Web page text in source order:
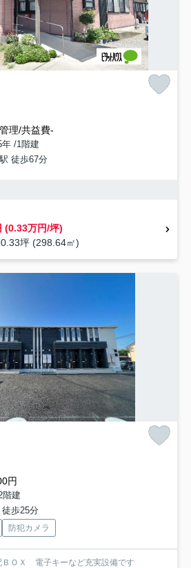
管理/共益費-
/1階建
徒歩67分
(0.33万円/坪)
坪 (298.64㎡)
円
階建
歩25分
防犯カメラ
ＯＸ 電子キーなど充実設備です